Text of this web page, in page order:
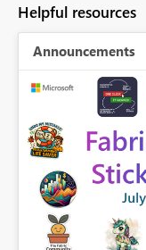
Helpful resources
Announcements